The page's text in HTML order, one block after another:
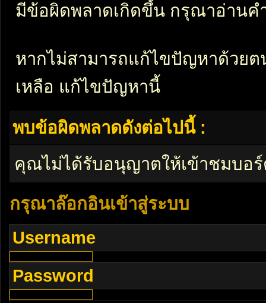
มีข้อผิดพลาดเกิดขึ้น กรุณาอ่านค
หากไม่สามารถแก้ไขปัญหาด้วย
เหลือ แก้ไขปัญหานี้
พบข้อผิดพลาดดังต่อไปนี้ :
คุณไม่ได้รับอนุญาตให้เข้าชมบอ
กรุณาล๊อกอินเข้าสู่ระบบ
Username
Password